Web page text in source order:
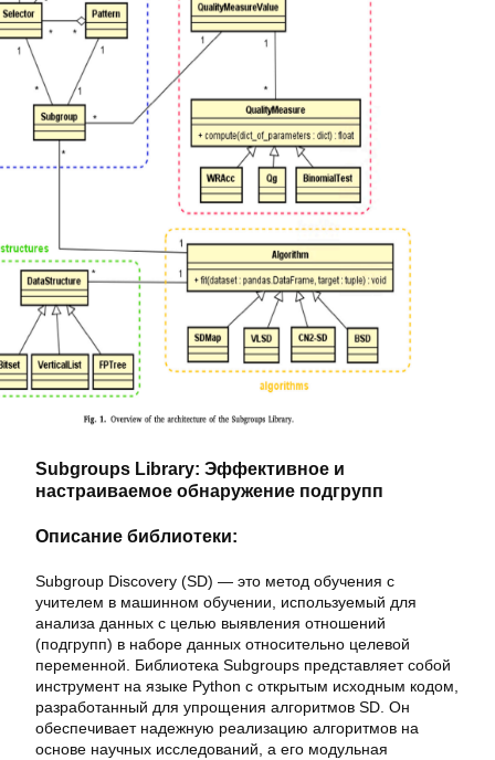
Subgroups Library: Эффективное и
настраиваемое обнаружение подгрупп
Описание библиотеки:
Subgroup Discovery (SD) — это метод обучения с
учителем в машинном обучении, используемый для
анализа данных с целью выявления отношений
(подгрупп) в наборе данных относительно целевой
переменной. Библиотека Subgroups представляет собой
инструмент на языке Python с открытым исходным кодом,
разработанный для упрощения алгоритмов SD. Он
обеспечивает надежную реализацию алгоритмов на
основе научных исследований, а его модульная